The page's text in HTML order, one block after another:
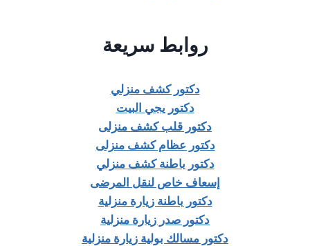
روابط سريعة
دكتور كشف منزلي
دكتور يجي البيت
دكتور قلب كشف منزلى
دكتور عظام كشف منزلى
دكتور باطنة كشف منزلي
إسعاف خاص لنقل المرضى
دكتور باطنة زيارة منزلية
دكتور صدر زيارة منزلية
دكتور مسالك بولية زيارة منزلية